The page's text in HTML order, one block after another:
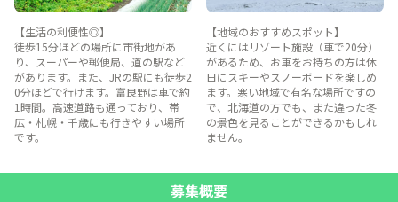
【生活の利便性◎】
徒歩15分ほどの場所に市街地があ
り、スーパーや郵便局、道の駅など
があります。また、JRの駅にも徒歩2
0分ほどで行けます。富良野は車で約
1時間。高速道路も通っており、帯
広・札幌・千歳にも行きやすい場所
です。
【地域のおすすめスポット】
近くにはリゾート施設（車で20分）
があるため、お車をお持ちの方は休
日にスキーやスノーボードを楽しめ
ます。寒い地域で有名な場所ですの
で、北海道の方でも、また違った冬
の景色を見ることができるかもしれ
ません。
募集概要